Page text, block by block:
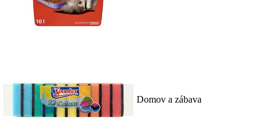
Domov a zábava